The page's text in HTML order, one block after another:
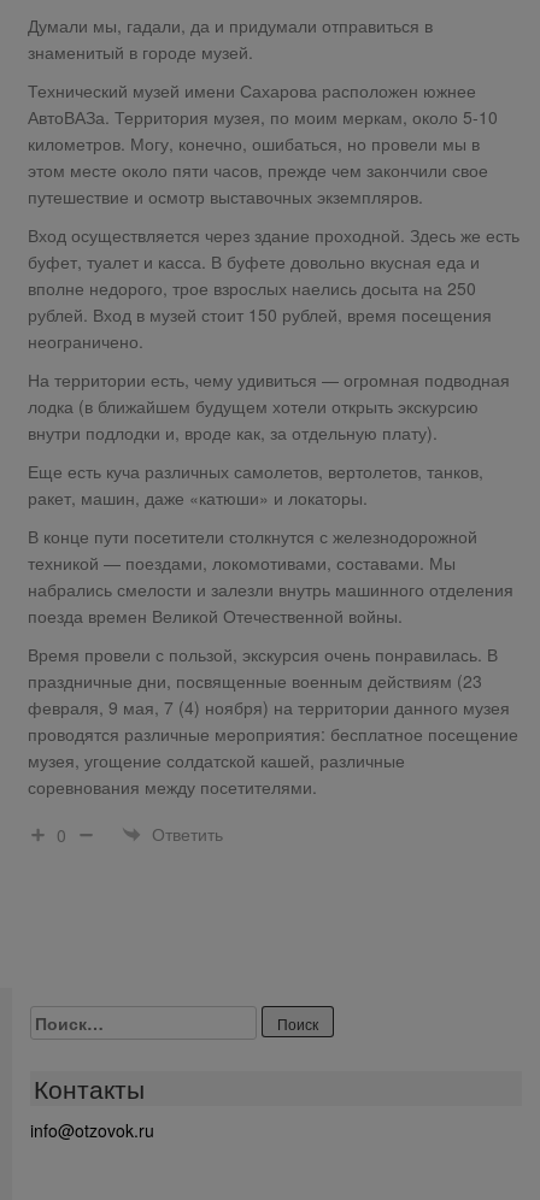
Думали мы, гадали, да и придумали отправиться в
знаменитый в городе музей.
Технический музей имени Сахарова расположен южнее
АвтоВАЗа. Территория музея, по моим меркам, около 5-10
километров. Могу, конечно, ошибаться, но провели мы в
этом месте около пяти часов, прежде чем закончили свое
путешествие и осмотр выставочных экземпляров.
Вход осуществляется через здание проходной. Здесь же есть
буфет, туалет и касса. В буфете довольно вкусная еда и
вполне недорого, трое взрослых наелись досыта на 250
рублей. Вход в музей стоит 150 рублей, время посещения
неограничено.
На территории есть, чему удивиться — огромная подводная
лодка (в ближайшем будущем хотели открыть экскурсию
внутри подлодки и, вроде как, за отдельную плату).
Еще есть куча различных самолетов, вертолетов, танков,
ракет, машин, даже «катюши» и локаторы.
В конце пути посетители столкнутся с железнодорожной
техникой — поездами, локомотивами, составами. Мы
набрались смелости и залезли внутрь машинного отделения
поезда времен Великой Отечественной войны.
Время провели с пользой, экскурсия очень понравилась. В
праздничные дни, посвященные военным действиям (23
февраля, 9 мая, 7 (4) ноября) на территории данного музея
проводятся различные мероприятия: бесплатное посещение
музея, угощение солдатской кашей, различные
соревнования между посетителями.
0
Ответить
Найти:
Контакты
info@otzovok.ru